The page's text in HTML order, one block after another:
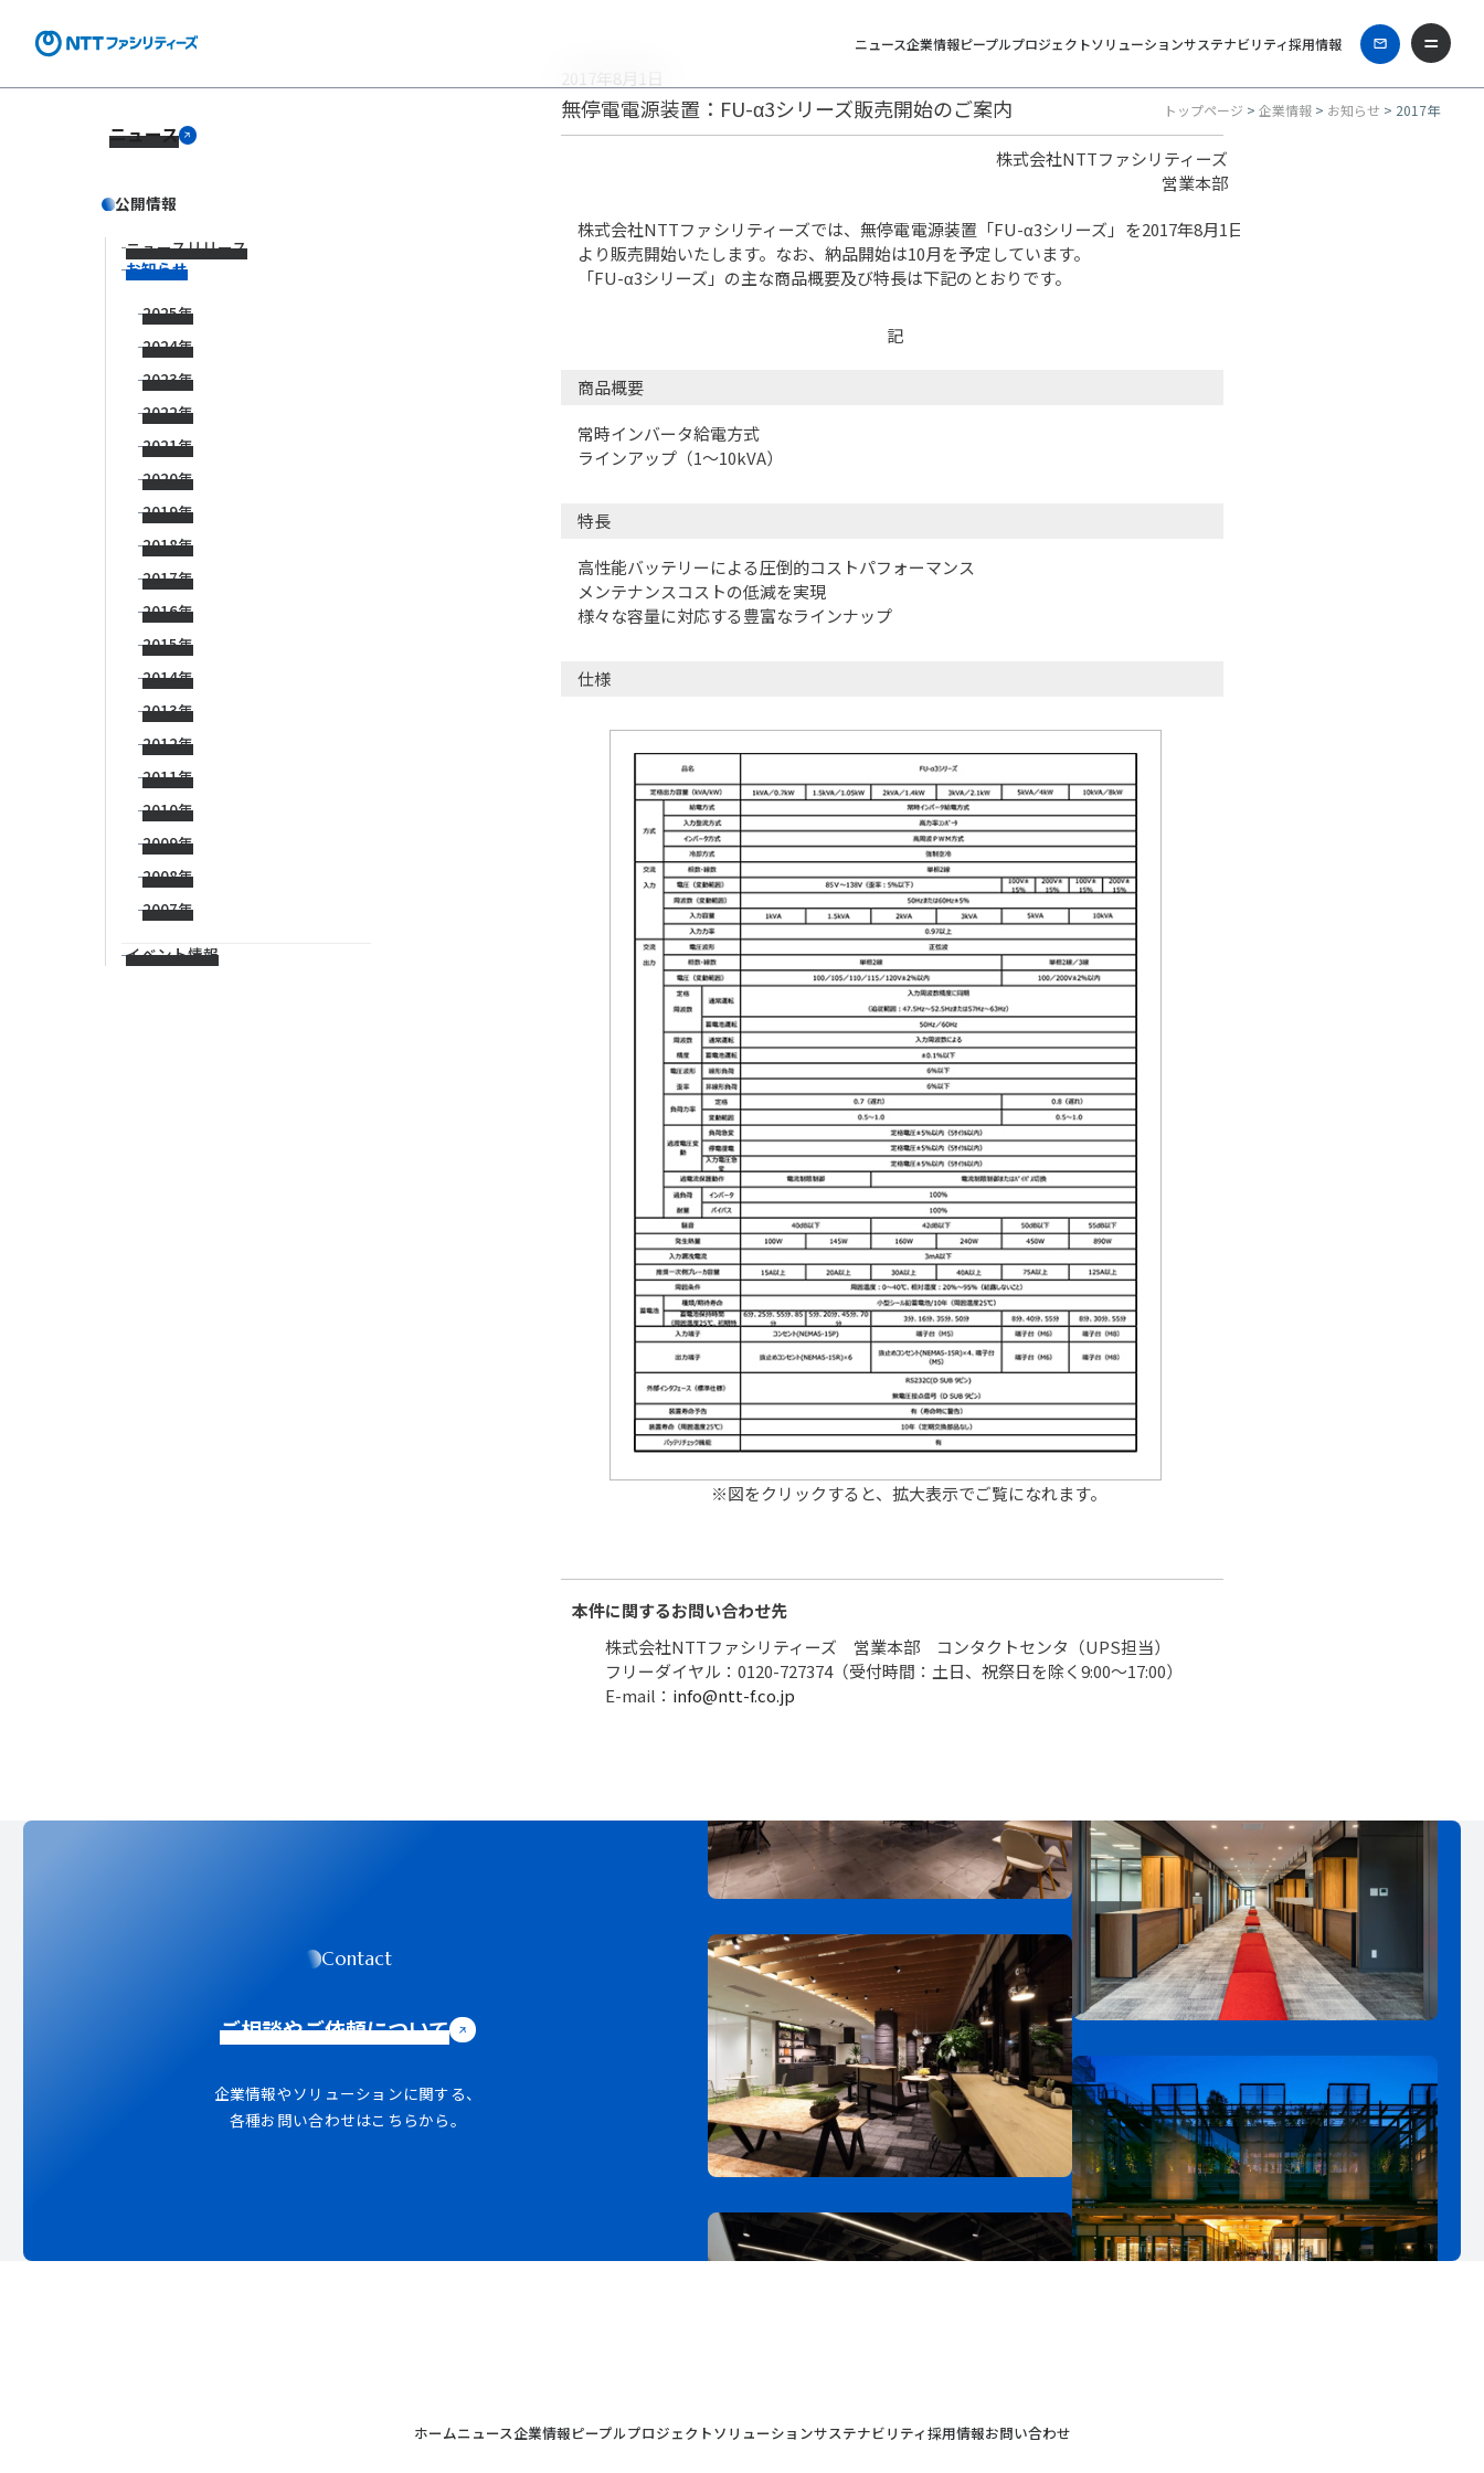
ニュース企業情報ピープルプロジェクトソリューションサステナビリティ採用情報
トップページ > 企業情報 > お知らせ > 2017年
ニュース
公開情報
ニュースリリース
お知らせ
2025年
2024年
2023年
2022年
2021年
2020年
2019年
2018年
2017年
2016年
2015年
2014年
2013年
2012年
2011年
2010年
2009年
2008年
2007年
イベント情報
2017年8月1日
無停電電源装置：FU-α3シリーズ販売開始のご案内
株式会社NTTファシリティーズ
営業本部
株式会社NTTファシリティーズでは、無停電電源装置「FU-α3シリーズ」を2017年8月1日
より販売開始いたします。なお、納品開始は10月を予定しています。
「FU-α3シリーズ」の主な商品概要及び特長は下記のとおりです。
記
商品概要
常時インバータ給電方式
ラインアップ（1～10kVA）
特長
高性能バッテリーによる圧倒的コストパフォーマンス
メンテナンスコストの低減を実現
様々な容量に対応する豊富なラインナップ
仕様
※図をクリックすると、拡大表示でご覧になれます。
本件に関するお問い合わせ先
株式会社NTTファシリティーズ 営業本部 コンタクトセンタ（UPS担当）
フリーダイヤル：0120-727374（受付時間：土日、祝祭日を除く9:00～17:00）
E-mail： info@ntt-f.co.jp
Contact
ご相談やご依頼について
企業情報やソリューションに関する、
各種お問い合わせはこちらから。
ホームニュース企業情報ピープルプロジェクトソリューションサステナビリティ採用情報お問い合わせ